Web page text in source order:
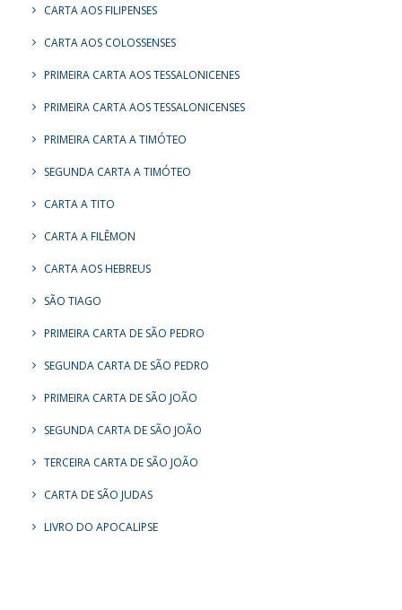
CARTA AOS FILIPENSES
CARTA AOS COLOSSENSES
PRIMEIRA CARTA AOS TESSALONICENES
PRIMEIRA CARTA AOS TESSALONICENSES
PRIMEIRA CARTA A TIMÓTEO
SEGUNDA CARTA A TIMÓTEO
CARTA A TITO
CARTA A FILÊMON
CARTA AOS HEBREUS
SÃO TIAGO
PRIMEIRA CARTA DE SÃO PEDRO
SEGUNDA CARTA DE SÃO PEDRO
PRIMEIRA CARTA DE SÃO JOÃO
SEGUNDA CARTA DE SÃO JOÃO
TERCEIRA CARTA DE SÃO JOÃO
CARTA DE SÃO JUDAS
LIVRO DO APOCALIPSE